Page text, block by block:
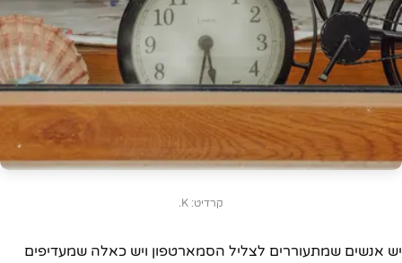
קרדיט: K.
יש אנשים שמתעוררים לצליל הסמארטפון ויש כאלה שמעדיפים